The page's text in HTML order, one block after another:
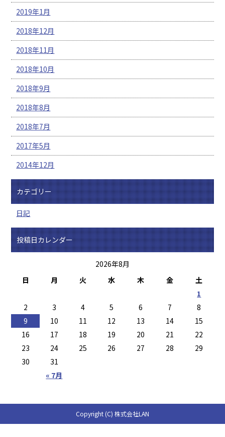
2019年1月
2018年12月
2018年11月
2018年10月
2018年9月
2018年8月
2018年7月
2017年5月
2014年12月
カテゴリー
日記
投稿日カレンダー
2026年8月
日
月 火 水 木 金 土
« 7月
1
2
3 4 5 6 7
8
9
10 11 12 13 14
15
16
17 18 19 20 21
22
23
24 25 26 27 28
29
30
31
Copyright (C) 株式会社LAN